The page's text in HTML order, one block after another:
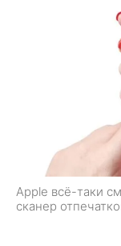
Apple всё-таки
сканер